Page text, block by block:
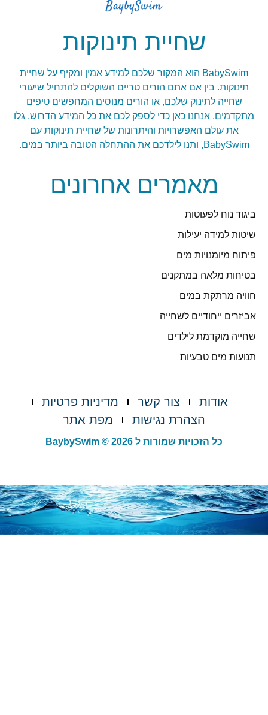
שחיית תינוקות
BabySwim הוא המקור שלכם למידע אמין ומקיף על שחיית
תינוקות. בין אם אתם הורים טריים השוקלים להתחיל שיעורי
שחייה לתינוק שלכם, או הורים מנוסים המחפשים טיפים
מתקדמים, אנחנו כאן כדי לספק לכם את כל המידע הדרוש. גלו
את עולם האפשרויות והיתרונות של שחיית תינוקות עם
BabySwim, ותנו לילדכם את ההתחלה הטובה ביותר במים.
מאמרים אחרונים
ביגוד נוח לפעוטות
שיטות למידה יעילות
פיתוח מיומנויות מים
בטיחות מלאה במתקנים
חוויה מרתקת במים
אביזרים ייחודיים לשחייה
שחייה מוקדמת לילדים
תנועות מים טבעיות
אודות צור קשר
מדיניות פרטיות
הצהרת נגישות
מפת אתר
כל הזכויות שמורות ל BaybySwim © 2026